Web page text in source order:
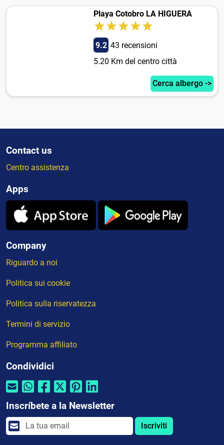
Playa Cotobro LA HIGUERA
9.2 43 recensioni
5.20 Km del centro città
Cerca albergo ->
Contact us
Centro assistenza
Apps
Company
Riguardo a noi
Politica sui cookie
Politica sulla riservatezza
Termini di servizio
Programma affiliato
Condividici
Inscríbete a la Newsletter
Iscriviti